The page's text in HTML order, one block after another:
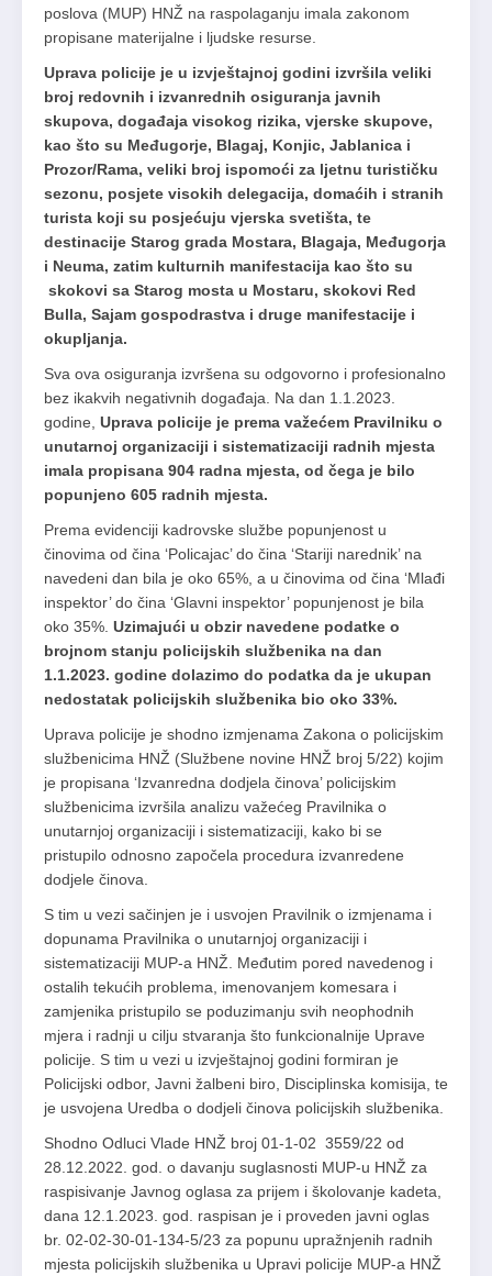
poslova (MUP) HNŽ na raspolaganju imala zakonom
propisane materijalne i ljudske resurse.
Uprava policije je u izvještajnoj godini izvršila veliki
broj redovnih i izvanrednih osiguranja javnih
skupova, događaja visokog rizika, vjerske skupove,
kao što su Međugorje, Blagaj, Konjic, Jablanica i
Prozor/Rama, veliki broj ispomoći za ljetnu turističku
sezonu, posjete visokih delegacija, domaćih i stranih
turista koji su posjećuju vjerska svetišta, te
destinacije Starog grada Mostara, Blagaja, Međugorja
i Neuma, zatim kulturnih manifestacija kao što su
skokovi sa Starog mosta u Mostaru, skokovi Red
Bulla, Sajam gospodrastva i druge manifestacije i
okupljanja.
Sva ova osiguranja izvršena su odgovorno i profesionalno
bez ikakvih negativnih događaja. Na dan 1.1.2023.
godine, Uprava policije je prema važećem Pravilniku o
unutarnoj organizaciji i sistematizaciji radnih mjesta
imala propisana 904 radna mjesta, od čega je bilo
popunjeno 605 radnih mjesta.
Prema evidenciji kadrovske službe popunjenost u
činovima od čina ‘Policajac’ do čina ‘Stariji narednik’ na
navedeni dan bila je oko 65%, a u činovima od čina ‘Mlađi
inspektor’ do čina ‘Glavni inspektor’ popunjenost je bila
oko 35%. Uzimajući u obzir navedene podatke o
brojnom stanju policijskih službenika na dan
1.1.2023. godine dolazimo do podatka da je ukupan
nedostatak policijskih službenika bio oko 33%.
Uprava policije je shodno izmjenama Zakona o policijskim
službenicima HNŽ (Službene novine HNŽ broj 5/22) kojim
je propisana ‘Izvanredna dodjela činova’ policijskim
službenicima izvršila analizu važećeg Pravilnika o
unutarnjoj organizaciji i sistematizaciji, kako bi se
pristupilo odnosno započela procedura izvanredene
dodjele činova.
S tim u vezi sačinjen je i usvojen Pravilnik o izmjenama i
dopunama Pravilnika o unutarnjoj organizaciji i
sistematizaciji MUP-a HNŽ. Međutim pored navedenog i
ostalih tekućih problema, imenovanjem komesara i
zamjenika pristupilo se poduzimanju svih neophodnih
mjera i radnji u cilju stvaranja što funkcionalnije Uprave
policije. S tim u vezi u izvještajnoj godini formiran je
Policijski odbor, Javni žalbeni biro, Disciplinska komisija, te
je usvojena Uredba o dodjeli činova policijskih službenika.
Shodno Odluci Vlade HNŽ broj 01-1-02 3559/22 od
28.12.2022. god. o davanju suglasnosti MUP-u HNŽ za
raspisivanje Javnog oglasa za prijem i školovanje kadeta,
dana 12.1.2023. god. raspisan je i proveden javni oglas
br. 02-02-30-01-134-5/23 za popunu upražnjenih radnih
mjesta policijskih službenika u Upravi policije MUP-a HNŽ